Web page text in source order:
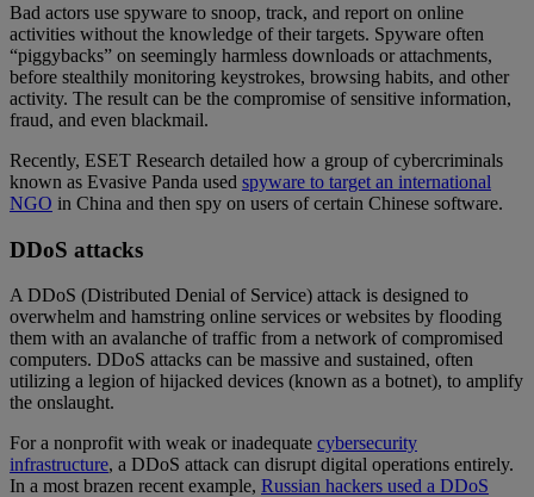
Bad actors use spyware to snoop, track, and report on online
activities without the knowledge of their targets. Spyware often
“piggybacks” on seemingly harmless downloads or attachments,
before stealthily monitoring keystrokes, browsing habits, and other
activity. The result can be the compromise of sensitive information,
fraud, and even blackmail.
Recently, ESET Research detailed how a group of cybercriminals
known as Evasive Panda used spyware to target an international
NGO in China and then spy on users of certain Chinese software.
DDoS attacks
A DDoS (Distributed Denial of Service) attack is designed to
overwhelm and hamstring online services or websites by flooding
them with an avalanche of traffic from a network of compromised
computers. DDoS attacks can be massive and sustained, often
utilizing a legion of hijacked devices (known as a botnet), to amplify
the onslaught.
For a nonprofit with weak or inadequate cybersecurity
infrastructure, a DDoS attack can disrupt digital operations entirely.
In a most brazen recent example, Russian hackers used a DDoS